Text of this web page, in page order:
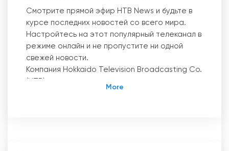
Смотрите прямой эфир HTB News и будьте в
курсе последних новостей со всего мира.
Настройтесь на этот популярный телеканал в
режиме онлайн и не пропустите ни одной
свежей новости.
Компания Hokkaido Television Broadcasting Co.